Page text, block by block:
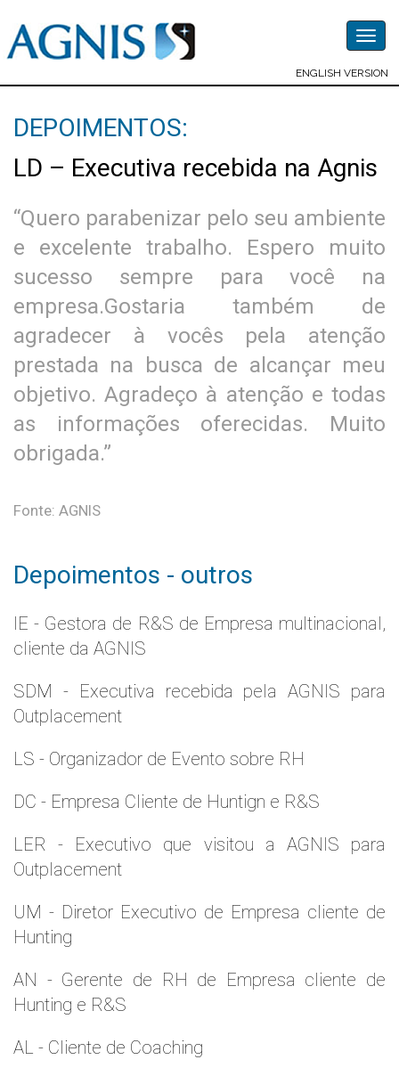
ENGLISH VERSION
DEPOIMENTOS:
LD – Executiva recebida na Agnis
“Quero parabenizar pelo seu ambiente
e excelente trabalho. Espero muito
sucesso sempre para você na
empresa.Gostaria também de
agradecer à vocês pela atenção
prestada na busca de alcançar meu
objetivo. Agradeço à atenção e todas
as informações oferecidas. Muito
obrigada.”
Fonte: AGNIS
Depoimentos - outros
IE - Gestora de R&S de Empresa multinacional,
cliente da AGNIS
SDM - Executiva recebida pela AGNIS para
Outplacement
LS - Organizador de Evento sobre RH
DC - Empresa Cliente de Huntign e R&S
LER - Executivo que visitou a AGNIS para
Outplacement
UM - Diretor Executivo de Empresa cliente de
Hunting
AN - Gerente de RH de Empresa cliente de
Hunting e R&S
AL - Cliente de Coaching